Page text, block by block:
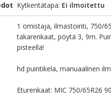
Kytkentätapa: Ei ilmoitettu
1 omistaja, ilmastointi, 750/
takarenkaat, pöytä 3, 9m.
pisteellä!
hd puintikela, manuaalinen
Eturenkaat: MIC 750/65R26